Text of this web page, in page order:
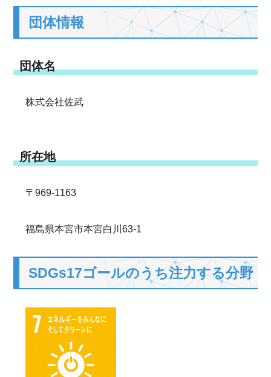
団体情報
団体名
株式会社佐武
所在地
〒969-1163
福島県本宮市本宮白川63-1
SDGs17ゴールのうち注力する分野